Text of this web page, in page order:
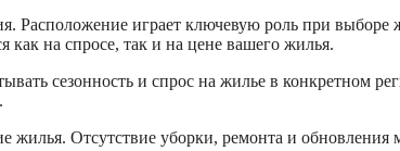
Расположение играет ключевую роль при выборе
как на спросе, так и на цене вашего жилья.
сезонность и спрос на жилье в конкретном
жилья. Отсутствие уборки, ремонта и обновления